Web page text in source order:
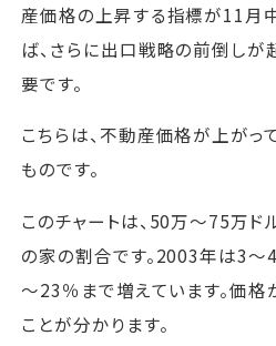
産価格の上昇する指標が11月
ば、さらに出口戦略の前倒しが
要です。
こちらは、不動産価格が上が
ものです。
このチャートは、50万～75万
の家の割合です。2003年は3～
～23％まで増えています。価格
ことが分かります。